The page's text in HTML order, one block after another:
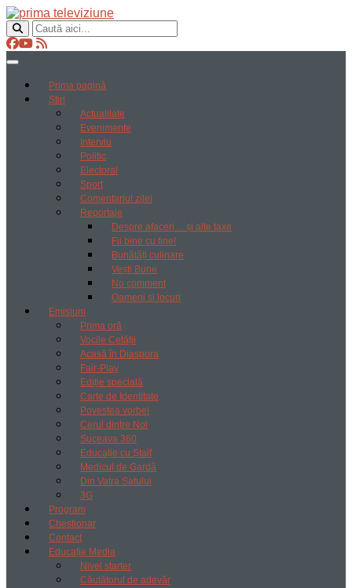
Prima pagină
Știri
Actualitate
Evenimente
Interviu
Politic
Electoral
Sport
Comentariul zilei
Reportaje
Despre afaceri… și alte taxe
Fii bine cu tine!
Bunătăți culinare
Vești Bune
No comment
Oameni si locuri
Emisiuni
Prima oră
Vocile Cetății
Acasă în Diaspora
Fair-Play
Ediție specială
Carte de Identitate
Povestea vorbei
Cerul dintre Noi
Suceava 360
Educație cu Ștaif
Medicul de Gardă
Din Vatra Satului
3G
Program
Chestionar
Contact
Educație Media
Nivel starter
Căutătorul de adevăr